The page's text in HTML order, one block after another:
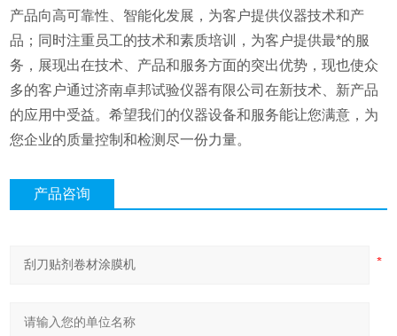
产品向高可靠性、智能化发展，为客户提供仪器技术和产
品；同时注重员工的技术和素质培训，为客户提供最*的服
务，展现出在技术、产品和服务方面的突出优势，现也使众
多的客户通过济南卓邦试验仪器有限公司在新技术、新产品
的应用中受益。希望我们的仪器设备和服务能让您满意，为
您企业的质量控制和检测尽一份力量。
产品咨询